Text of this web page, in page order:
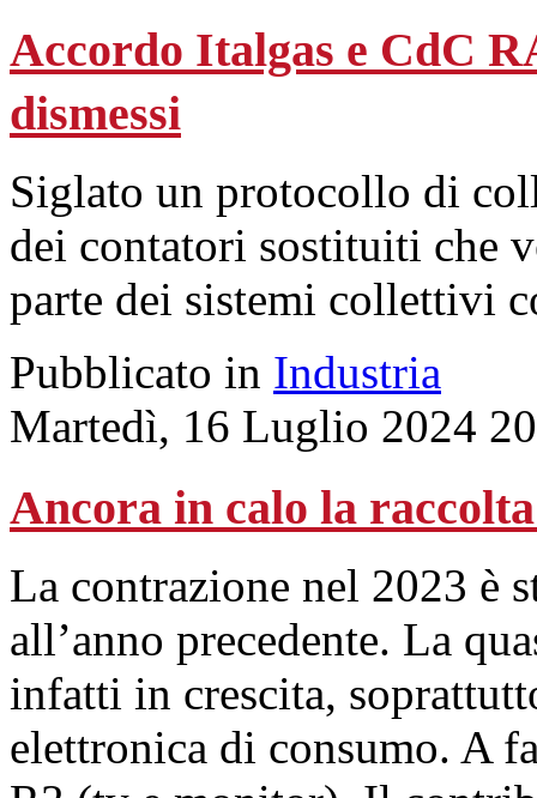
Accordo Italgas e CdC
dismessi
Siglato un protocollo di
dei contatori sostituiti che
parte dei sistemi collettivi
Pubblicato in Industria
Martedì, 16 Luglio 2024
Ancora in calo la
La contrazione nel 2023 è
all’anno precedente. La
infatti in crescita,
elettronica di consumo. A